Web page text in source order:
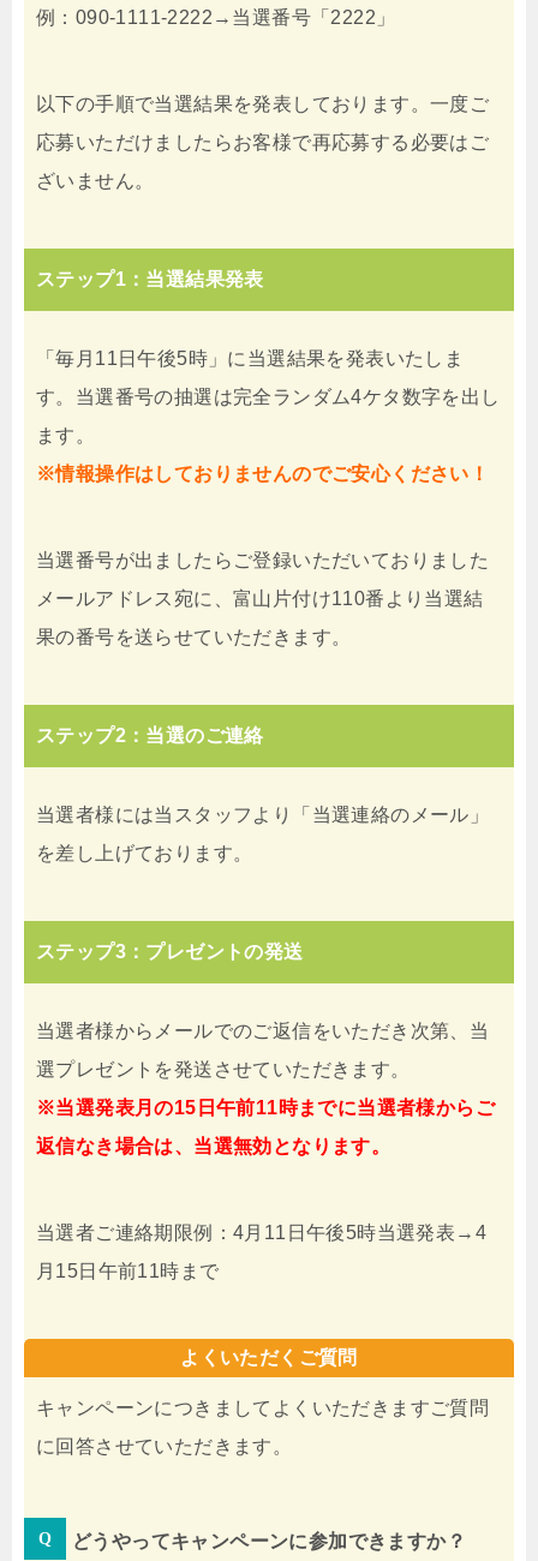
例：090-1111-2222→当選番号「2222」
以下の手順で当選結果を発表しております。一度ご
応募いただけましたらお客様で再応募する必要はご
ざいません。
ステップ1：当選結果発表
「毎月11日午後5時」に当選結果を発表いたしま
す。当選番号の抽選は完全ランダム4ケタ数字を出し
ます。
※情報操作はしておりませんのでご安心ください！
当選番号が出ましたらご登録いただいておりました
メールアドレス宛に、富山片付け110番より当選結
果の番号を送らせていただきます。
ステップ2：当選のご連絡
当選者様には当スタッフより「当選連絡のメール」
を差し上げております。
ステップ3：プレゼントの発送
当選者様からメールでのご返信をいただき次第、当
選プレゼントを発送させていただきます。
※当選発表月の15日午前11時までに当選者様からご
返信なき場合は、当選無効となります。
当選者ご連絡期限例：4月11日午後5時当選発表→4
月15日午前11時まで
よくいただくご質問
キャンペーンにつきましてよくいただきますご質問
に回答させていただきます。
どうやってキャンペーンに参加できますか？